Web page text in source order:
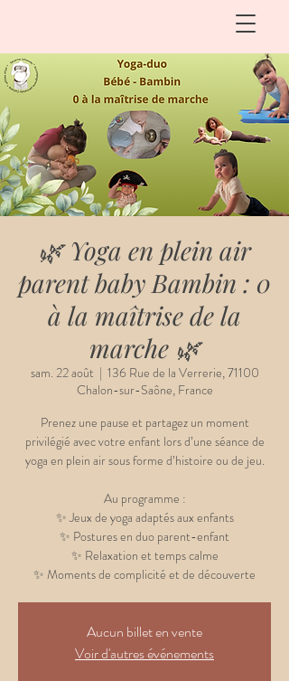
🌿 Yoga en plein air
parent baby Bambin : 0
à la maîtrise de la
marche 🌿
sam. 22 août
  |
136 Rue de la Verrerie, 71100
Chalon-sur-Saône, France
Prenez une pause et partagez un moment
privilégié avec votre enfant lors d’une séance de
yoga en plein air sous forme d’histoire ou de jeu.
Au programme :
✨ Jeux de yoga adaptés aux enfants
✨ Postures en duo parent-enfant
✨ Relaxation et temps calme
✨ Moments de complicité et de découverte
Aucun billet en vente
Voir d'autres événements